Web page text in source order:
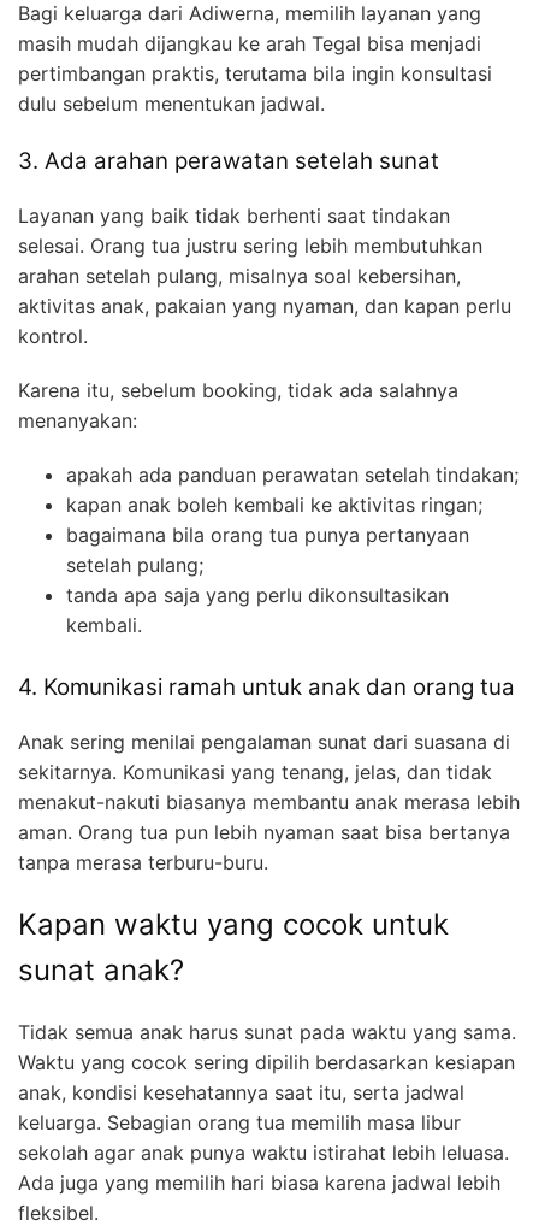
Bagi keluarga dari Adiwerna, memilih layanan yang
masih mudah dijangkau ke arah Tegal bisa menjadi
pertimbangan praktis, terutama bila ingin konsultasi
dulu sebelum menentukan jadwal.
3. Ada arahan perawatan setelah sunat
Layanan yang baik tidak berhenti saat tindakan
selesai. Orang tua justru sering lebih membutuhkan
arahan setelah pulang, misalnya soal kebersihan,
aktivitas anak, pakaian yang nyaman, dan kapan perlu
kontrol.
Karena itu, sebelum booking, tidak ada salahnya
menanyakan:
apakah ada panduan perawatan setelah tindakan;
kapan anak boleh kembali ke aktivitas ringan;
bagaimana bila orang tua punya pertanyaan
setelah pulang;
tanda apa saja yang perlu dikonsultasikan
kembali.
4. Komunikasi ramah untuk anak dan orang tua
Anak sering menilai pengalaman sunat dari suasana di
sekitarnya. Komunikasi yang tenang, jelas, dan tidak
menakut-nakuti biasanya membantu anak merasa lebih
aman. Orang tua pun lebih nyaman saat bisa bertanya
tanpa merasa terburu-buru.
Kapan waktu yang cocok untuk
sunat anak?
Tidak semua anak harus sunat pada waktu yang sama.
Waktu yang cocok sering dipilih berdasarkan kesiapan
anak, kondisi kesehatannya saat itu, serta jadwal
keluarga. Sebagian orang tua memilih masa libur
sekolah agar anak punya waktu istirahat lebih leluasa.
Ada juga yang memilih hari biasa karena jadwal lebih
fleksibel.